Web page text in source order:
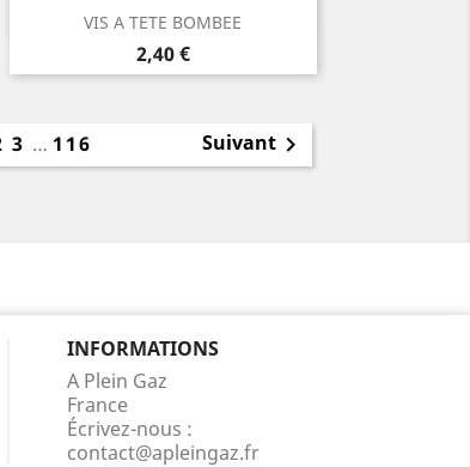
VIS A TETE BOMBEE
Prix
2,40 €
 Aperçu rapide
3 … 116 Suivant
INFORMATIONS
A Plein Gaz
France
Écrivez-nous :
contact@apleingaz.fr